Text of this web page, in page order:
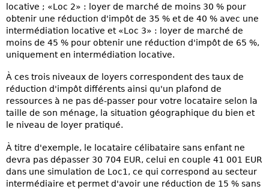
locative ; «Loc 2» : loyer de marché de moins 30 % pour
obtenir une réduction d'impôt de 35 % et de 40 % avec une
intermédiation locative et «Loc 3» : loyer de marché de
moins de 45 % pour obtenir une réduction d'impôt de 65 %,
uniquement en intermédiation locative.
À ces trois niveaux de loyers correspondent des taux de
réduction d'impôt différents ainsi qu'un plafond de
ressources à ne pas dé-passer pour votre locataire selon la
taille de son ménage, la situation géographique du bien et
le niveau de loyer pratiqué.
À titre d'exemple, le locataire célibataire sans enfant ne
devra pas dépasser 30 704 EUR, celui en couple 41 001 EUR
dans une simulation de Loc1, ce qui correspond au secteur
intermédiaire et permet d'avoir une réduction de 15 % sans